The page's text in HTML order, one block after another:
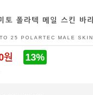
토 폴라텍 메일 스킨 바
25 POLARTEC MALE
원 13%